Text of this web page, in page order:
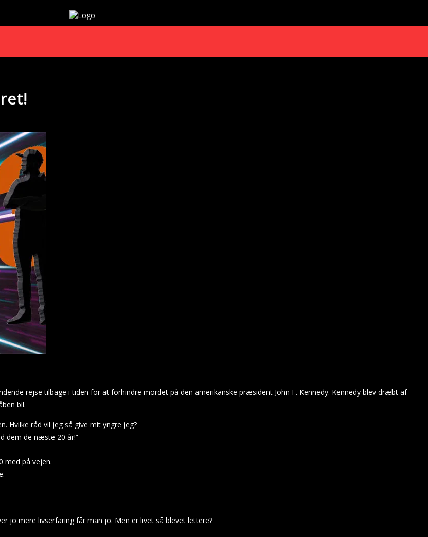
rejse tilbage i tiden for at forhindre mordet på den amerikanske præsident John F. Kennedy. Kennedy blev dræbt af
bil.
Hvilke råd vil jeg så give mit yngre jeg?
dem de næste 20 år!”
med på vejen.
jo mere livserfaring får man jo. Men er livet så blevet lettere?